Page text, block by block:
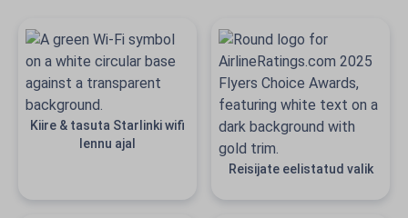
Kiire & tasuta Starlinki wifi
lennu ajal
Reisijate eelistatud valik